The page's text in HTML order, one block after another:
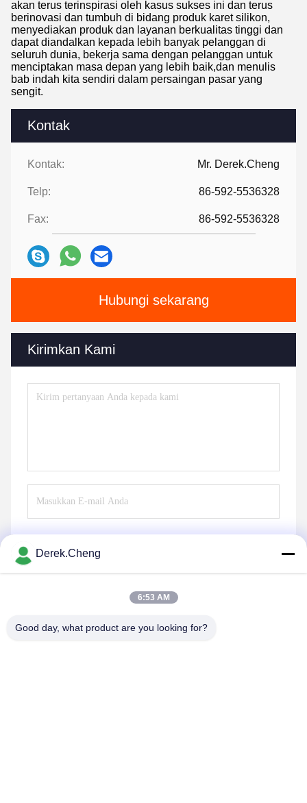
Kontak
Kontak: Mr. Derek.Cheng
Telp: 86-592-5536328
Fax: 86-592-5536328
Hubungi sekarang
Kirimkan Kami
akan terus terinspirasi oleh kasus sukses ini dan terus
berinovasi dan tumbuh di bidang produk karet silikon,
menyediakan produk dan layanan berkualitas tinggi dan
dapat diandalkan kepada lebih banyak pelanggan di
seluruh dunia, bekerja sama dengan pelanggan untuk
menciptakan masa depan yang lebih baik,dan menulis
bab indah kita sendiri dalam persaingan pasar yang
sengit.
Derek.Cheng
6:53 AM
Good day, what product are you looking for?